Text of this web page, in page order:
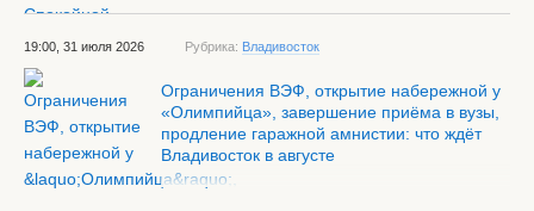
19:00, 31 июля 2026 Рубрика: Владивосток
Ограничения ВЭФ, открытие набережной у
«Олимпийца», завершение приёма в вузы,
продление гаражной амнистии: что ждёт
Владивосток в августе